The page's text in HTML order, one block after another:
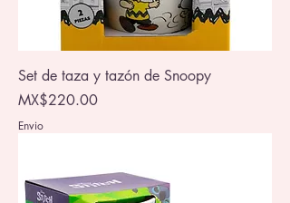
Set de taza y tazón de Snoopy
Price
MX$220.00
Envio